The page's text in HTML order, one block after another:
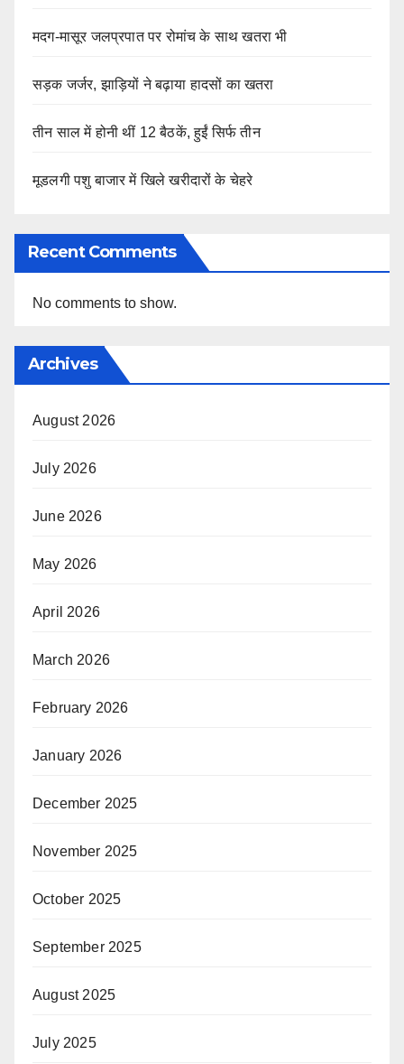
मदग-मासूर जलप्रपात पर रोमांच के साथ खतरा भी
सड़क जर्जर, झाड़ियों ने बढ़ाया हादसों का खतरा
तीन साल में होनी थीं 12 बैठकें, हुईं सिर्फ तीन
मूडलगी पशु बाजार में खिले खरीदारों के चेहरे
Recent Comments
No comments to show.
Archives
August 2026
July 2026
June 2026
May 2026
April 2026
March 2026
February 2026
January 2026
December 2025
November 2025
October 2025
September 2025
August 2025
July 2025